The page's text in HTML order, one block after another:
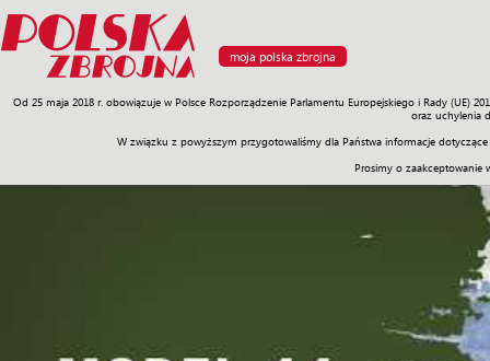
moja polska zbrojna
Od 25 maja 2018 r. obowiązuje w Polsce Rozporządzenie Parlamentu Europejskiego i Rady
oraz uchylenia
W związku z powyższym przygotowaliśmy dla Państwa informacje
Prosimy o
Armia Poligon Sprzęt Misje Polityka Prawo Świat